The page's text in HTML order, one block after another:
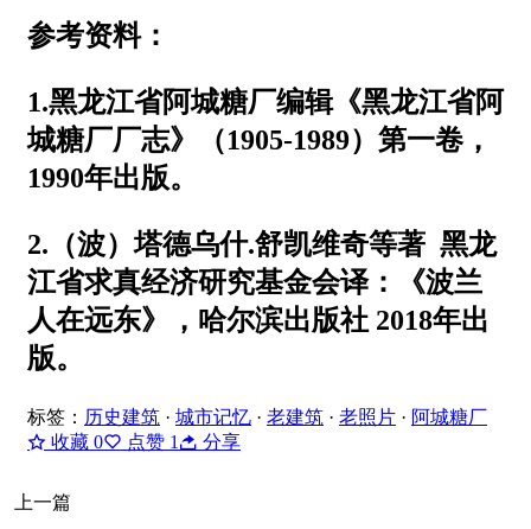
参考资料：
1.黑龙江省阿城糖厂编辑《黑龙江省阿
城糖厂厂志》（1905-1989）第一卷，
1990年出版。
2.（波）塔德乌什.舒凯维奇等著 黑龙
江省求真经济研究基金会译：《波兰
人在远东》，哈尔滨出版社 2018年出
版。
标签： 历史建筑 · 城市记忆 · 老建筑 · 老照片 · 阿城糖厂
收藏 0 点赞 1 分享
上一篇